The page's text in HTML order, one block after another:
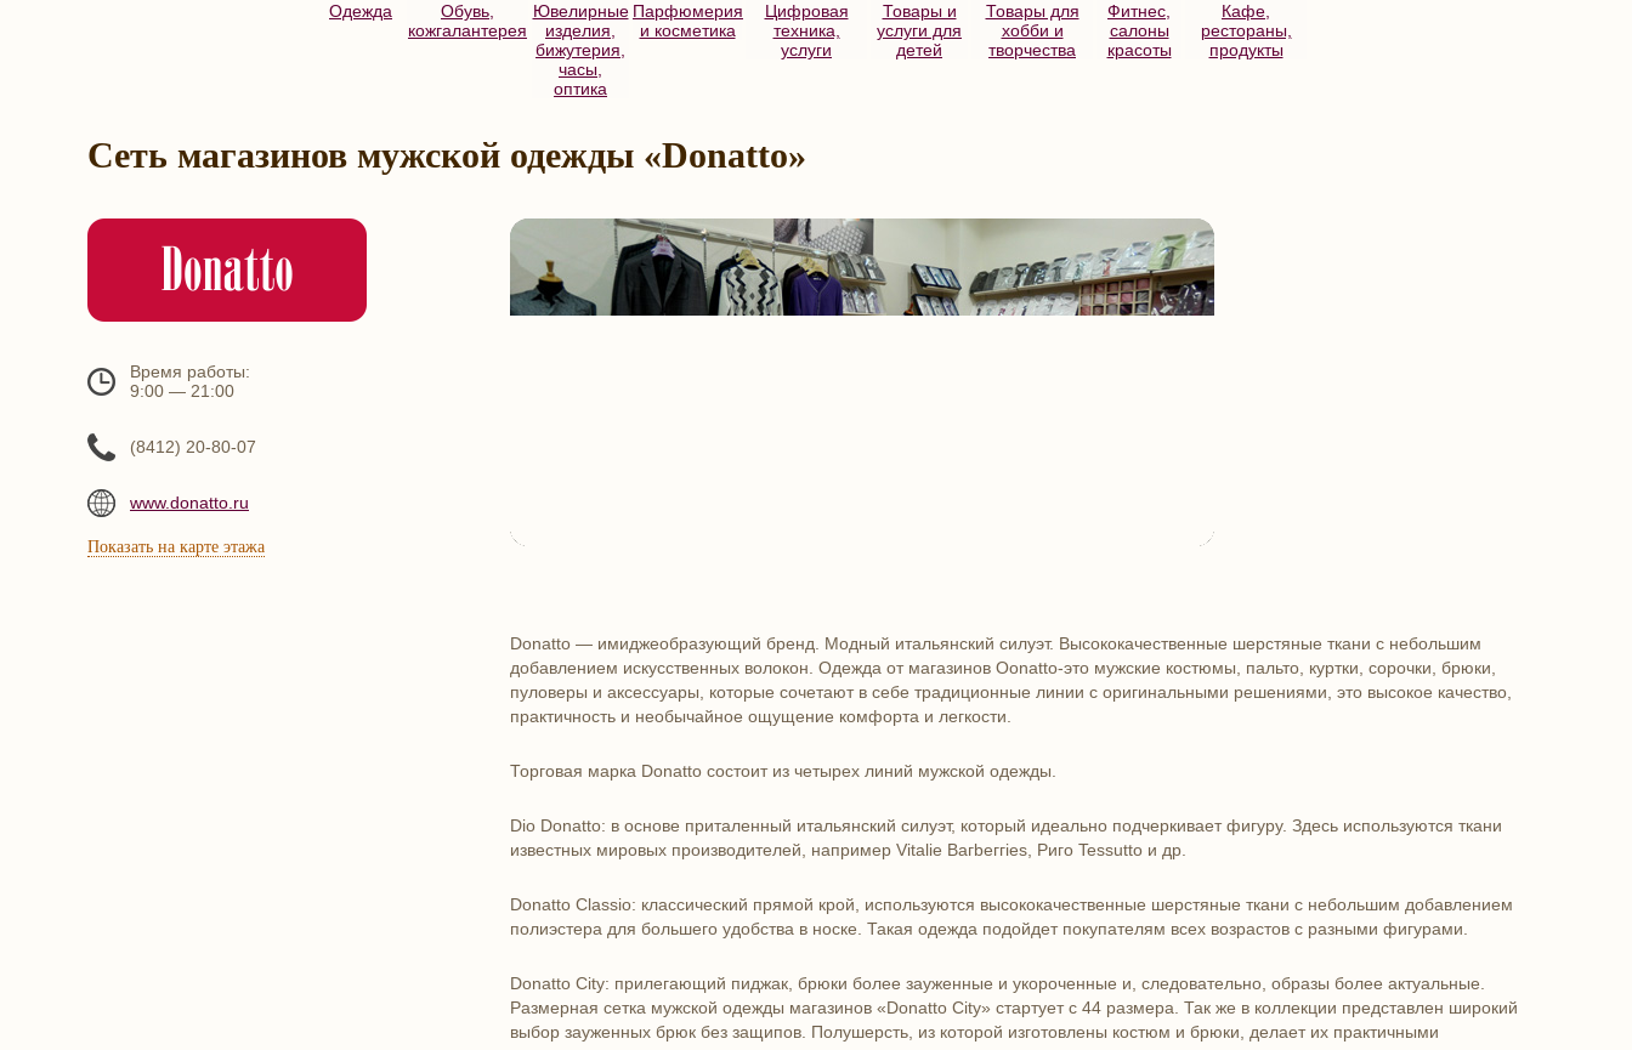
Одежда
Обувь,
кожгалантерея
Ювелирные
изделия,
бижутерия,
часы,
оптика
Парфюмерия
и косметика
Цифровая
техника,
услуги
Товары и
услуги для
детей
Товары для
хобби и
творчества
Фитнес,
салоны
красоты
Кафе,
рестораны,
продукты
Сеть магазинов мужской одежды Donatto
Время работы:
9:00 — 21:00
(8412) 20-80-07
www.donatto.ru
Показать на карте этажа
Donatto — имиджеобразующий бренд. Модный итальянский силуэт. Высококачественные шерстяные ткани с небольшим
добавлением искусственных волокон. Одежда от магазинов Oonatto-это мужские костюмы, пальто, куртки, сорочки, брюки,
пуловеры и аксессуары, которые сочетают в себе традиционные линии с оригинальными решениями, это высокое качество,
практичность и необычайное ощущение комфорта и легкости.
Торговая марка Donatto состоит из четырех линий мужской одежды.
Dio Donatto: в основе приталенный итальянский силуэт, который идеально подчеркивает фигуру. Здесь используются ткани
известных мировых производителей, например Vitalie Baгbeггies, Риго Tessutto и др.
Donatto Classio: классический прямой крой, используются высококачественные шерстяные ткани с небольшим добавлением
полиэстера для большего удобства в носке. Такая одежда подойдет покупателям всех возрастов с разными фигурами.
Donatto City: прилегающий пиджак, брюки более зауженные и укороченные и, следовательно, образы более актуальные.
Размерная сетка мужской одежды магазинов «Donatto City» стартует с 44 размера. Так же в коллекции представлен широкий
выбор зауженных брюк без защипов. Полушерсть, из которой изготовлены костюм и брюки, делает их практичными